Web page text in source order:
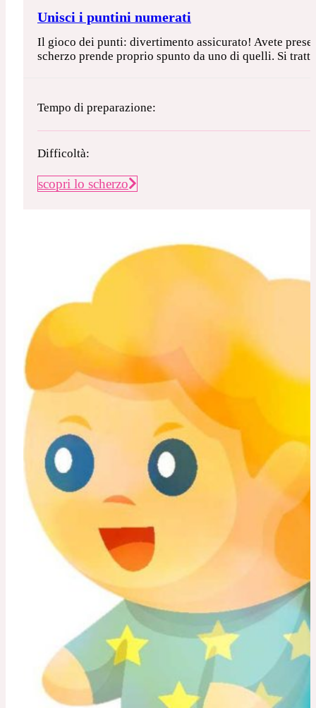
Unisci i puntini numerati
Il gioco dei punti: divertimento assicurato! Avete
scherzo prende proprio spunto da uno di quelli. Si
Tempo di preparazione:
Difficoltà:
scopri lo scherzo